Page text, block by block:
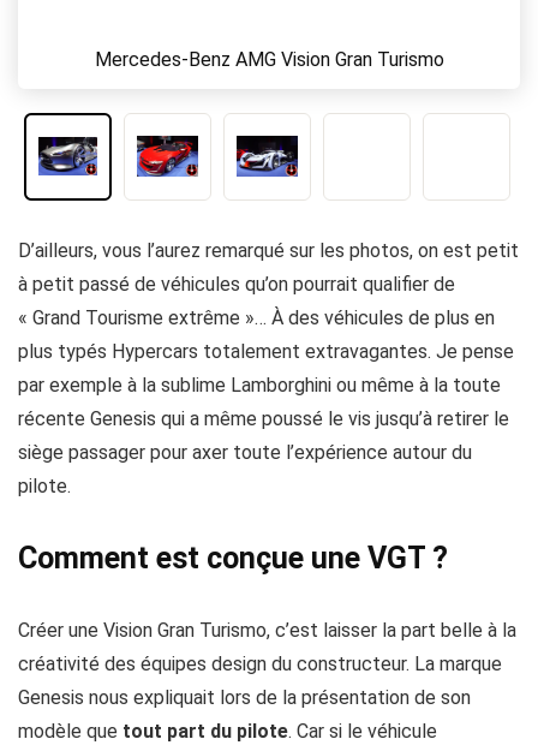
Mercedes-Benz AMG Vision Gran Turismo
D’ailleurs, vous l’aurez remarqué sur les photos, on est petit
à petit passé de véhicules qu’on pourrait qualifier de
« Grand Tourisme extrême »… À des véhicules de plus en
plus typés Hypercars totalement extravagantes. Je pense
par exemple à la sublime Lamborghini ou même à la toute
récente Genesis qui a même poussé le vis jusqu’à retirer le
siège passager pour axer toute l’expérience autour du
pilote.
Comment est conçue une VGT ?
Créer une Vision Gran Turismo, c’est laisser la part belle à la
créativité des équipes design du constructeur. La marque
Genesis nous expliquait lors de la présentation de son
modèle que tout part du pilote. Car si le véhicule